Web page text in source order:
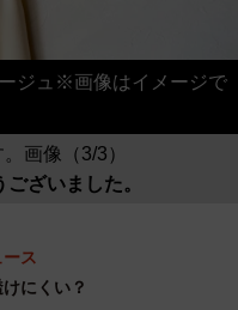
ジュ※画像はイメージで
画像（3/3）
ざいました。
ス
にくい？